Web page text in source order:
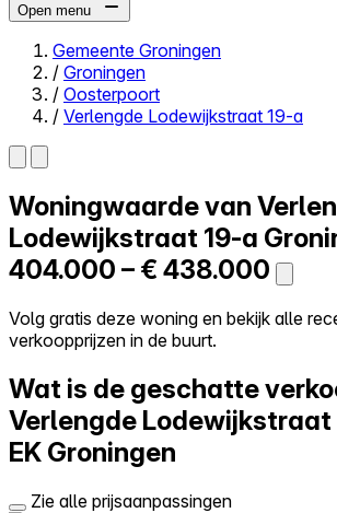
Open menu
Close menu
Zelf kopen
Alles-in-één
Reviews
Prijzen
Log in
Probeer Walter gratis
Gemeente Groningen
/ Groningen
/ Oosterpoort
/ Verlengde Lodewijkstraat 19-a
Woningwaarde van
Lodewijkstraat 19-a
404.000 – € 438.000
Volg gratis deze woning en bekijk alle
verkoopprijzen in de buurt.
Wat is de geschatte
Verlengde Lodewijkstraat
EK Groningen
Zie alle prijsaanpassingen